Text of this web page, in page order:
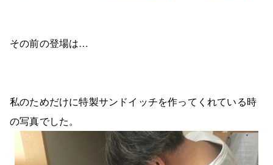
その前の登場は…
私のためだけに特製サンドイッチを作ってくれている時
の写真でした。